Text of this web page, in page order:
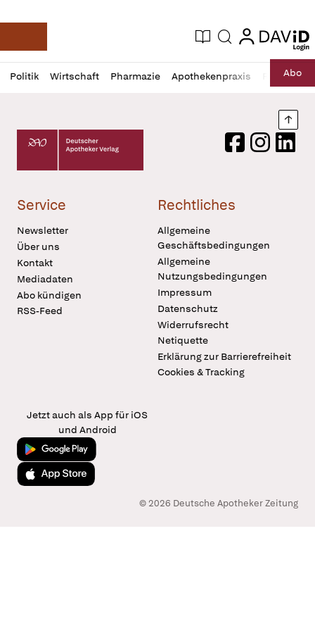
Deutsche Apotheker Zeitung
Aktuelle Ausgabe
Suche login
login
Politik Wirtschaft Pharmazie Apothekenpraxis RechtAbo
Profil
öffnen
Daz
Pur
Deutscher Apotheker Verlag Logo
FacebookInstagram
Service
Newsletter
Über uns
Kontakt
Mediadaten
Abo kündigen
RSS-Feed
Rechtliches
Allgemeine
Geschäftsbedingungen
Allgemeine
Nutzungsbedingungen
Impressum
Datenschutz
Widerrufsrecht
Netiquette
Erklärung zur Barrierefreiheit
Cookies & Tracking
Jetzt auch als App für iOS
und Android
Jetzt bei Google Play
Laden im App Store
© 2026 Deutsche Apotheker Zeitung